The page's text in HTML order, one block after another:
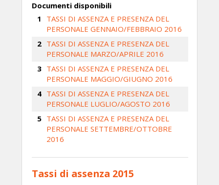
Documenti disponibili
TASSI DI ASSENZA E PRESENZA DEL
PERSONALE GENNAIO/FEBBRAIO 2016
TASSI DI ASSENZA E PRESENZA DEL
PERSONALE MARZO/APRILE 2016
TASSI DI ASSENZA E PRESENZA DEL
PERSONALE MAGGIO/GIUGNO 2016
TASSI DI ASSENZA E PRESENZA DEL
PERSONALE LUGLIO/AGOSTO 2016
TASSI DI ASSENZA E PRESENZA DEL
PERSONALE SETTEMBRE/OTTOBRE
2016
Tassi di assenza 2015